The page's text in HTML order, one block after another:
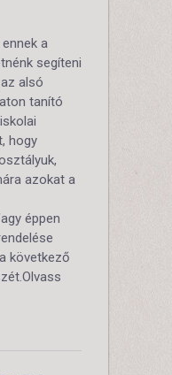
a
segíteni
alsó
tanító
hogy
azokat a
éppen
következő